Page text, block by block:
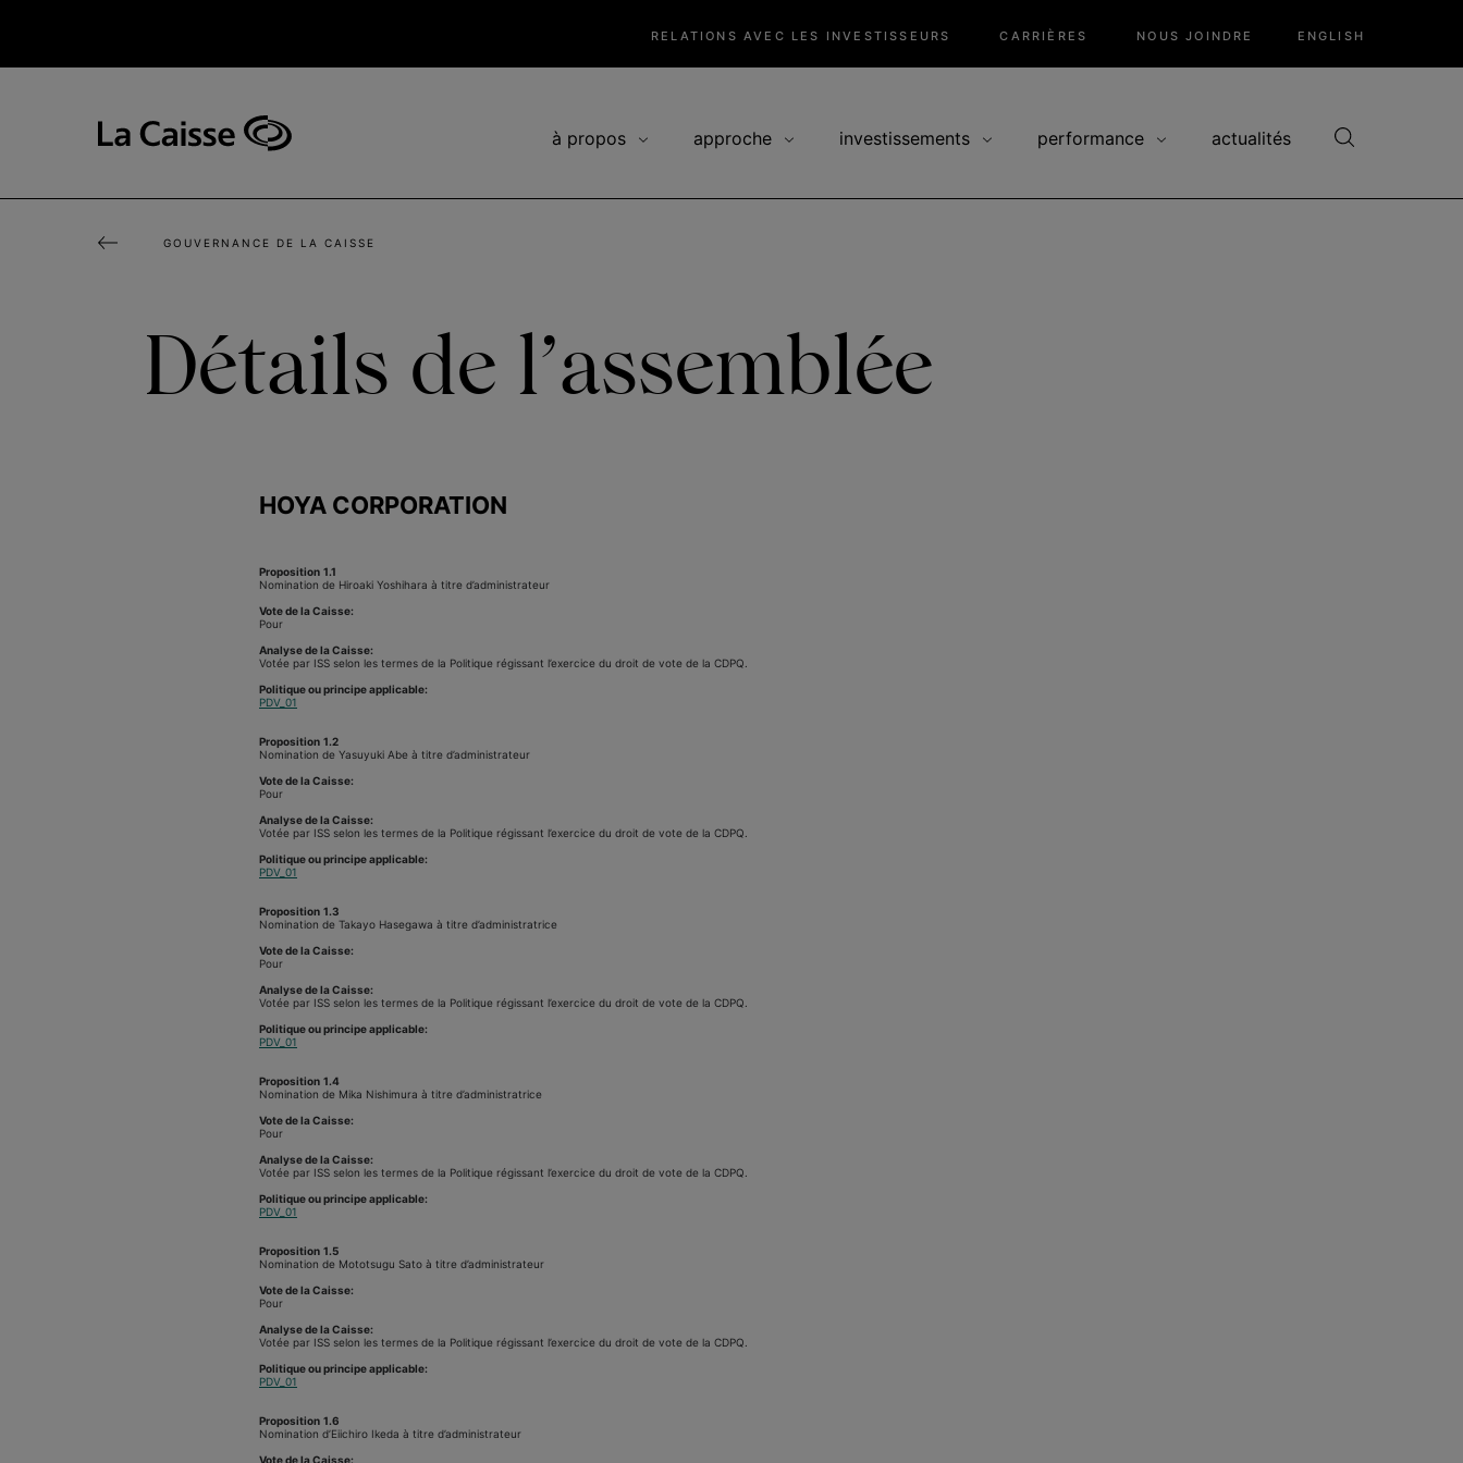
RELATIONS AVEC LES INVESTISSEURS CARRIÈRES NOUS JOINDRE ENGLISH
à propos approche investissements performance actualités
GOUVERNANCE DE LA CAISSE
Détails de l’assemblée
HOYA CORPORATION
Proposition 1.1
Nomination de Hiroaki Yoshihara à titre d’administrateur
Vote de la Caisse:
Pour
Analyse de la Caisse:
Votée par ISS selon les termes de la Politique régissant l’exercice du droit de vote de la CDPQ.
Politique ou principe applicable:
PDV_01
Proposition 1.2
Nomination de Yasuyuki Abe à titre d’administrateur
Vote de la Caisse:
Pour
Analyse de la Caisse:
Votée par ISS selon les termes de la Politique régissant l’exercice du droit de vote de la CDPQ.
Politique ou principe applicable:
PDV_01
Proposition 1.3
Nomination de Takayo Hasegawa à titre d’administratrice
Vote de la Caisse:
Pour
Analyse de la Caisse:
Votée par ISS selon les termes de la Politique régissant l’exercice du droit de vote de la CDPQ.
Politique ou principe applicable:
PDV_01
Proposition 1.4
Nomination de Mika Nishimura à titre d’administratrice
Vote de la Caisse:
Pour
Analyse de la Caisse:
Votée par ISS selon les termes de la Politique régissant l’exercice du droit de vote de la CDPQ.
Politique ou principe applicable:
PDV_01
Proposition 1.5
Nomination de Mototsugu Sato à titre d’administrateur
Vote de la Caisse:
Pour
Analyse de la Caisse:
Votée par ISS selon les termes de la Politique régissant l’exercice du droit de vote de la CDPQ.
Politique ou principe applicable:
PDV_01
Proposition 1.6
Nomination d’Eiichiro Ikeda à titre d’administrateur
Vote de la Caisse: